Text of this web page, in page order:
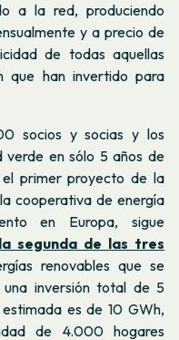
a la red, produciendo
y a precio de
de todas aquellas
que han invertido para
socios y socias y los
en sólo 5 años de
el primer proyecto de la
cooperativa de energía
en Europa, sigue
la segunda de las tres
renovables que se
una inversión total de 5
es de 10 GWh,
de 4.000 hogares